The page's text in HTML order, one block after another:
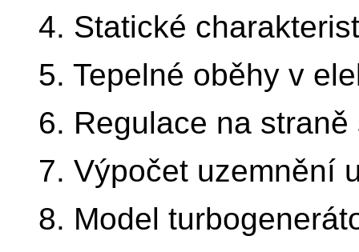
4. Statické
5. Tepelné oběhy v
6. Regulace na straně
7. Výpočet uzemnění
8. Model